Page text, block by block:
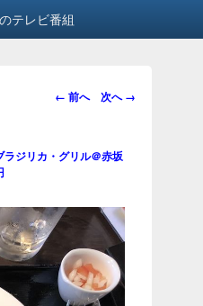
テレビ番組
画
ビ
シ
ョ
ン
← 前へ 次へ →
ジリカ・グリル＠赤坂